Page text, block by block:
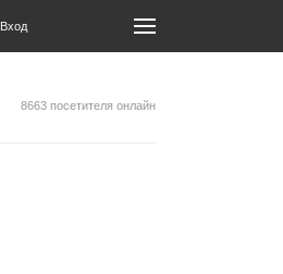
Вход
8663 посетителя онлайн